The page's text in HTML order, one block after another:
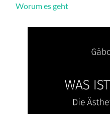
Worumesgeht